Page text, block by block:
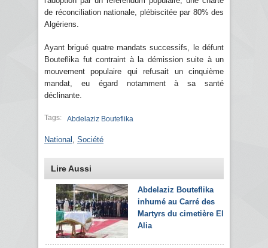
de réconciliation nationale, plébiscitée par 80% des
Algériens.
Ayant brigué quatre mandats successifs, le défunt
Bouteflika fut contraint à la démission suite à un
mouvement populaire qui refusait un cinquième
mandat, eu égard notamment à sa santé
déclinante.
Tags: Abdelaziz Bouteflika
National Société
Lire Aussi
Abdelaziz Bouteflika
inhumé au Carré des
Martyrs du cimetière El-
Alia